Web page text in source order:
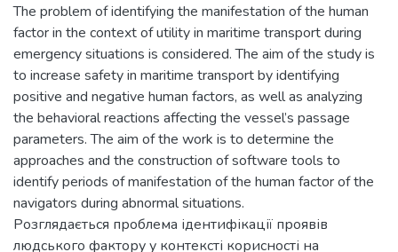
The problem of identifying the manifestation of the human
factor in the context of utility in maritime transport during
emergency situations is considered. The aim of the study is
to increase safety in maritime transport by identifying
positive and negative human factors, as well as analyzing
the behavioral reactions affecting the vessel’s passage
parameters. The aim of the work is to determine the
approaches and the construction of software tools to
identify periods of manifestation of the human factor of the
navigators during abnormal situations.
Розглядається проблема ідентифікації проявів
людського фактору у контексті корисності на